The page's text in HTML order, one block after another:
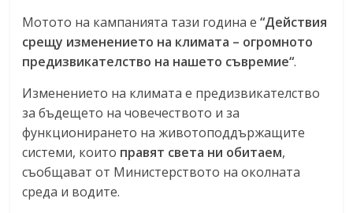
Мотото на кампанията тази година е“Действия
срещу изменението на климата – огромното
предизвикателство на нашето съвремие“.
Изменението на климата е предизвикателство
за бъдещето на човечеството и за
функционирането на животоподдържащите
системи, които правят света ни обитаем,
съобщават от Министерството на околната
среда и водите.